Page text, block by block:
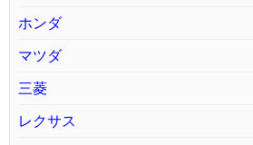
ホンダ
マツダ
三菱
レクサス